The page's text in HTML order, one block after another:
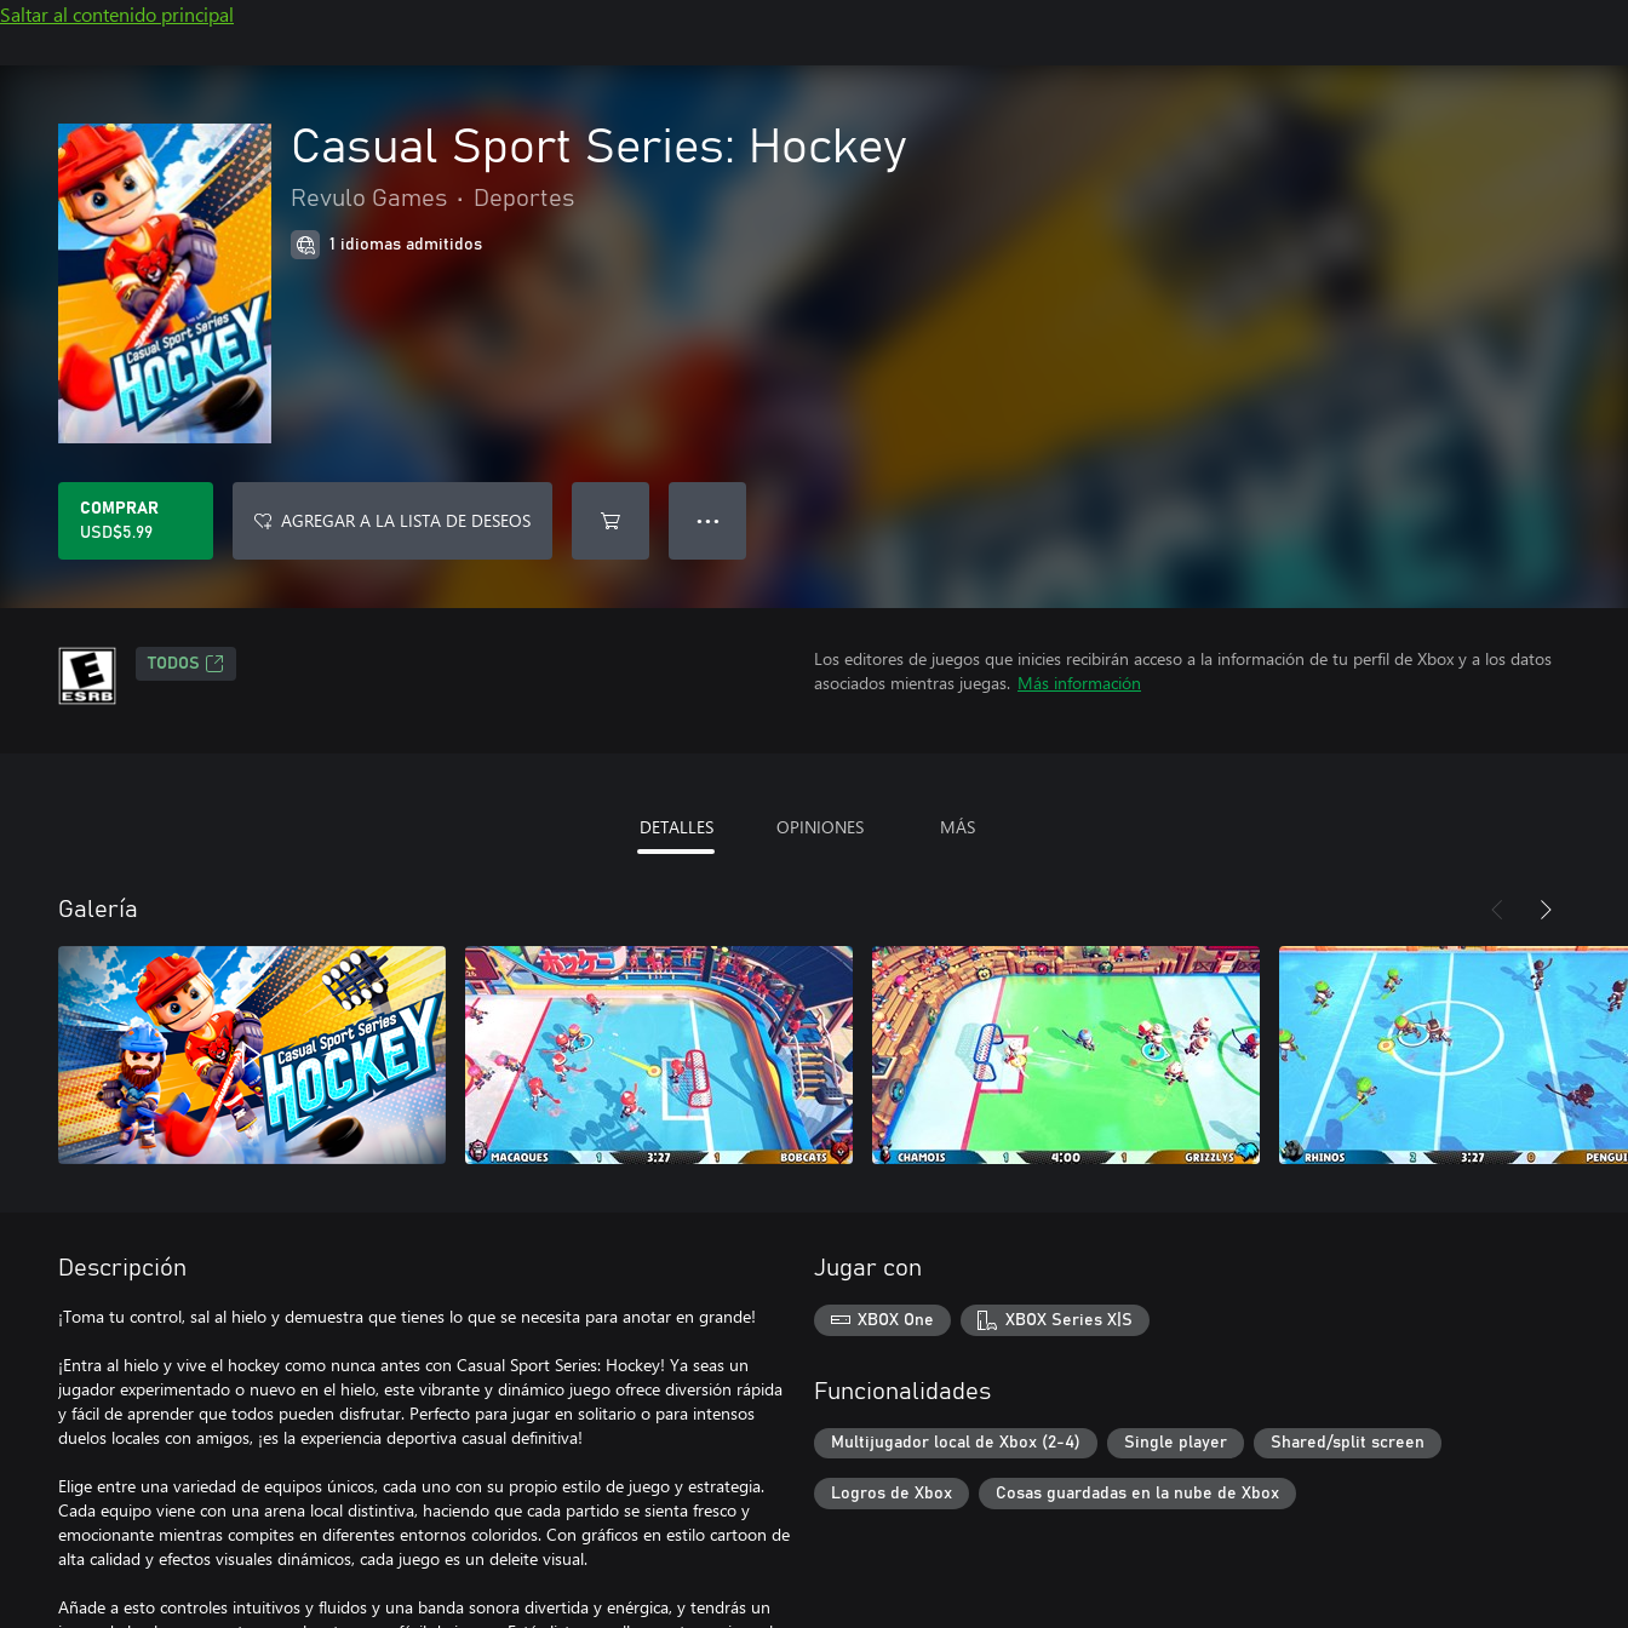
Saltar al contenido principal
Casual Sport Series: Hockey
Revulo Games • Deportes
1 idiomas admitidos
COMPRAR
USD$5.99
AGREGAR A LA LISTA DE DESEOS ● ● ●
TODOS
Los editores de juegos que inicies recibirán acceso a la información de tu perfil de Xbox y a los datos
asociados mientras juegas. Más información
DETALLES OPINIONES MÁS
Galería
Descripción
¡Toma tu control, sal al hielo y demuestra que tienes lo que se necesita para anotar en grande!
¡Entra al hielo y vive el hockey como nunca antes con Casual Sport Series: Hockey! Ya seas un
jugador experimentado o nuevo en el hielo, este vibrante y dinámico juego ofrece diversión rápida
y fácil de aprender que todos pueden disfrutar. Perfecto para jugar en solitario o para intensos
duelos locales con amigos, ¡es la experiencia deportiva casual definitiva!
Elige entre una variedad de equipos únicos, cada uno con su propio estilo de juego y estrategia.
Cada equipo viene con una arena local distintiva, haciendo que cada partido se sienta fresco y
emocionante mientras compites en diferentes entornos coloridos. Con gráficos en estilo cartoon de
alta calidad y efectos visuales dinámicos, cada juego es un deleite visual.
Añade a esto controles intuitivos y fluidos y una banda sonora divertida y enérgica, y tendrás un
Jugar con
XBOX One XBOX Series X|S
Funcionalidades
Multijugador local de Xbox (2-4) Single player Shared/split screen
Logros de Xbox Cosas guardadas en la nube de Xbox